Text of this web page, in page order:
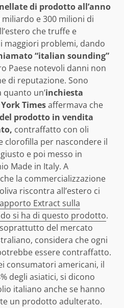
di prodotto all’anno
e 300 milioni di
che truffe e
maggiori problemi, dando
“italian sounding”
Paese notevoli danni non
di reputazione. Sono
quanto un’inchiesta
Timesaffermava che
prodotto in vendita
contraffatto con oli
clorofilla per nascondere il
e poi messo in
Made in Italy. A
la commercializzazione
riscontra all’estero ci
Extract sulla
si ha di questo prodotto.
del mercato
considera che ogni
essere contraffatto.
consumatori americani, il
degli asiatici, si dicono
italiano anche se hanno
un prodotto adulterato.